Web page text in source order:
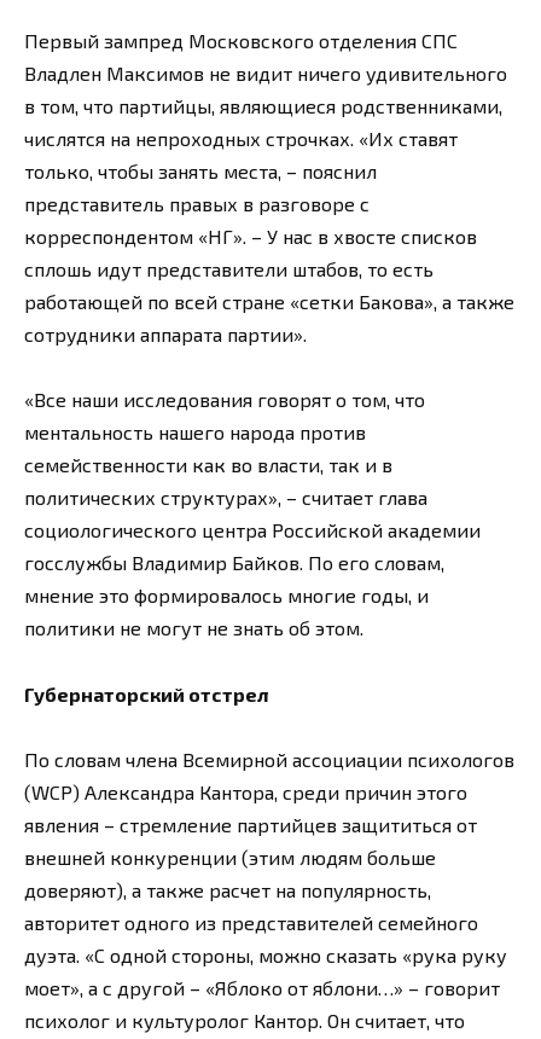
Первый зампред Московского отделения СПС
Владлен Максимов не видит ничего удивительного
в том, что партийцы, являющиеся родственниками,
числятся на непроходных строчках. «Их ставят
только, чтобы занять места, – пояснил
представитель правых в разговоре с
корреспондентом «НГ». – У нас в хвосте списков
сплошь идут представители штабов, то есть
работающей по всей стране «сетки Бакова», а также
сотрудники аппарата партии».
«Все наши исследования говорят о том, что
ментальность нашего народа против
семейственности как во власти, так и в
политических структурах», – считает глава
социологического центра Российской академии
госслужбы Владимир Байков. По его словам,
мнение это формировалось многие годы, и
политики не могут не знать об этом.
Губернаторский отстрел
По словам члена Всемирной ассоциации психологов
(WCP) Александра Кантора, среди причин этого
явления – стремление партийцев защититься от
внешней конкуренции (этим людям больше
доверяют), а также расчет на популярность,
авторитет одного из представителей семейного
дуэта. «С одной стороны, можно сказать «рука руку
моет», а с другой – «Яблоко от яблони…» – говорит
психолог и культуролог Кантор. Он считает, что